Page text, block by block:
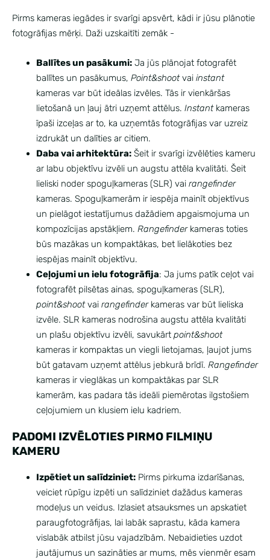
Pirms kameras iegādes ir svarīgi apsvērt, kādi ir jūsu plānotie
fotogrāfijas mērķi. Daži uzskaitīti zemāk -
Ballītes un pasākumi: Ja jūs plānojat fotografēt
ballītes un pasākumus, Point&shootvai instant
kameras var būt ideālas izvēles. Tās ir vienkāršas
lietošanā un ļauj ātri uzņemt attēlus. Instantkameras
īpaši izceļas ar to, ka uzņemtās fotogrāfijas var uzreiz
izdrukāt un dalīties ar citiem.
Daba vai arhitektūra: Šeit ir svarīgi izvēlēties kameru
ar labu objektīvu izvēli un augstu attēla kvalitāti. Šeit
lieliski noder spoguļkameras (SLR) vai rangefinder
kameras. Spoguļkamerām ir iespēja mainīt objektīvus
un pielāgot iestatījumus dažādiem apgaismojuma un
kompozīcijas apstākļiem. Rangefinderkameras toties
būs mazākas un kompaktākas, bet lielākoties bez
iespējas mainīt objektīvu.
Ceļojumi un ielu fotogrāfija: Ja jums patīk ceļot vai
fotografēt pilsētas ainas, spoguļkameras (SLR),
point&shootvai rangefinder kameras var būt lieliska
izvēle. SLR kameras nodrošina augstu attēla kvalitāti
un plašu objektīvu izvēli, savukārt point&shoot
kameras ir kompaktas un viegli lietojamas, ļaujot jums
būt gatavam uzņemt attēlus jebkurā brīdī. Rangefinder
kameras ir vieglākas un kompaktākas par SLR
kamerām, kas padara tās ideāli piemērotas ilgstošiem
ceļojumiem un klusiem ielu kadriem.
PADOMI IZVĒLOTIES PIRMO FILMIŅU
KAMERU
Izpētiet un salīdziniet: Pirms pirkuma izdarīšanas,
veiciet rūpīgu izpēti un salīdziniet dažādus kameras
modeļus un veidus. Izlasiet atsauksmes un apskatiet
paraugfotogrāfijas, lai labāk saprastu, kāda kamera
vislabāk atbilst jūsu vajadzībām. Nebaidieties uzdot
jautājumus un sazināties ar mums, mēs vienmēr esam